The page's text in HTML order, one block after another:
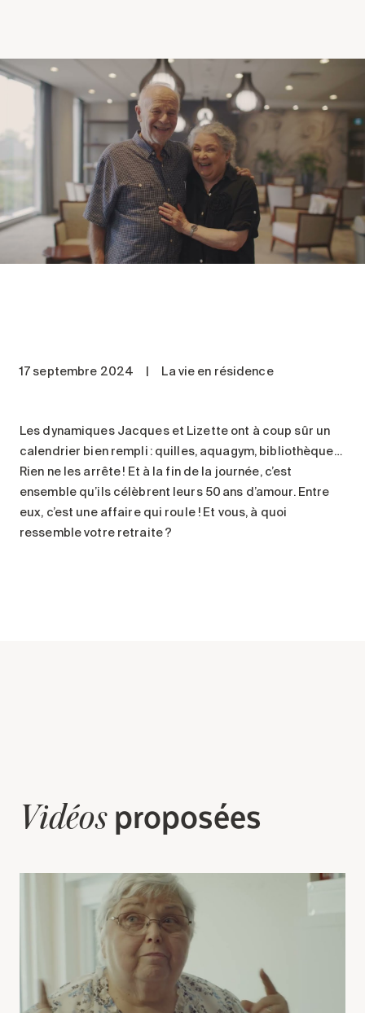
Comprendre les coûts
Les 6 étapes de décision
Votre arrivée en résidence
Témoignages
Ce qui est inclus
Votre appartement
Aires communes
Activités
Entretien
Soins
Longue durée
Notre approche
Les 8 étapes d’emménagement
17 septembre 2024 La vie en résidence
Les dynamiques Jacques et Lizette ont à coup sûr un
calendrier bien rempli : quilles, aquagym, bibliothèque…
Rien ne les arrête ! Et à la fin de la journée, c’est
ensemble qu’ils célèbrent leurs 50 ans d’amour. Entre
eux, c’est une affaire qui roule ! Et vous, à quoi
ressemble votre retraite ?
Vidéosproposées